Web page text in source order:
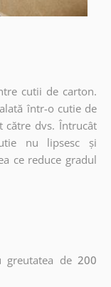
cutii de carton.
într-o cutie de
către dvs. Întrucât
nu lipsesc și
ce reduce gradul
greutatea de200